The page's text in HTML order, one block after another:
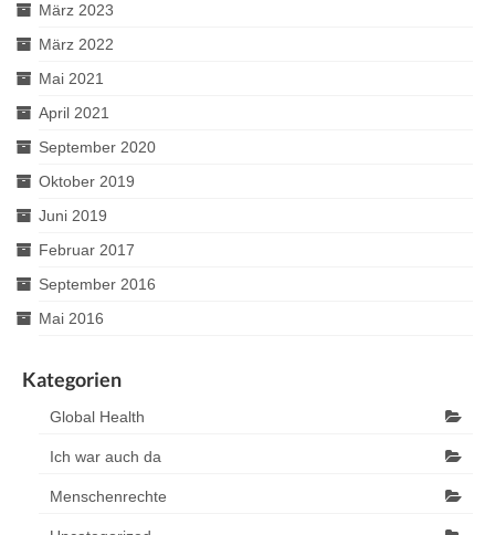
März 2023
März 2022
Mai 2021
April 2021
September 2020
Oktober 2019
Juni 2019
Februar 2017
September 2016
Mai 2016
Kategorien
Global Health
Ich war auch da
Menschenrechte